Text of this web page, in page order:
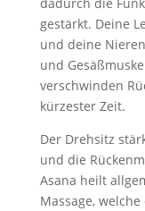
gestärkt. Deine
und deine
und
verschwinden
kürzester Zeit.
Der Drehsitz
und die
Asana heilt
Massage,